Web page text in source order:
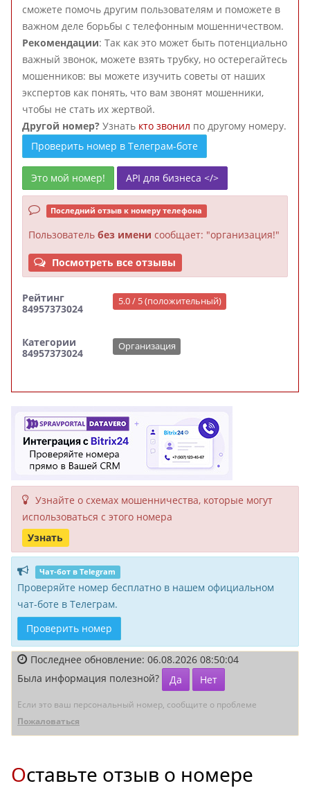
сможете помочь другим пользователям и поможете в
важном деле борьбы с телефонным мошенничеством.
Рекомендации: Так как это может быть потенциально
важный звонок, можете взять трубку, но остерегайтесь
мошенников: вы можете изучить советы от наших
экспертов как понять, что вам звонят мошенники,
чтобы не стать их жертвой.
Другой номер? Узнать кто звонил по другому номеру.
Проверить номер в Телеграм-боте
Это мой номер! API для бизнеса </>
Последний отзыв к номеру телефона
Пользователь без имени сообщает: "организация!"
Посмотреть все отзывы
Рейтинг
84957373024
5.0 / 5 (положительный)
Категории
84957373024
Организация
Узнайте о схемах мошенни­чества, кото­рые могут
исполь­зоваться с этого номера
Узнать
Чат-бот в Telegram
Проверяйте номер бесплатно в нашем официальном
чат-боте в Телеграм.
Проверить номер
Последнее обновление: 06.08.2026 08:50:04
Была информация полезной?
Да Нет
Если это ваш персональный номер, сообщите о проблеме
Пожаловаться
Оставьте отзыв о номере